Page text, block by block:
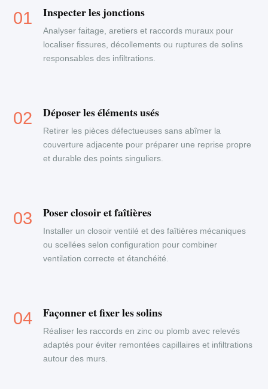
Inspecter les jonctions
Analyser faitage, aretiers et raccords muraux pour
localiser fissures, décollements ou ruptures de solins
responsables des infiltrations.
Déposer les éléments usés
Retirer les pièces défectueuses sans abîmer la
couverture adjacente pour préparer une reprise propre
et durable des points singuliers.
Poser closoir et faîtières
Installer un closoir ventilé et des faîtières mécaniques
ou scellées selon configuration pour combiner
ventilation correcte et étanchéité.
Façonner et fixer les solins
Réaliser les raccords en zinc ou plomb avec relevés
adaptés pour éviter remontées capillaires et infiltrations
autour des murs.